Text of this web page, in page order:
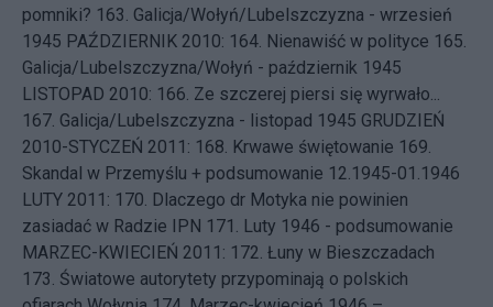
pomniki? 163. Galicja/Wołyń/Lubelszczyzna - wrzesień
1945 PAŹDZIERNIK 2010: 164. Nienawiść w polityce 165.
Galicja/Lubelszczyzna/Wołyń - październik 1945
LISTOPAD 2010: 166. Ze szczerej piersi się wyrwało...
167. Galicja/Lubelszczyzna - listopad 1945 GRUDZIEŃ
2010-STYCZEŃ 2011: 168. Krwawe świętowanie 169.
Skandal w Przemyślu + podsumowanie 12.1945-01.1946
LUTY 2011: 170. Dlaczego dr Motyka nie powinien
zasiadać w Radzie IPN 171.
Luty 1946 - podsumowanie
MARZEC-KWIECIEŃ 2011: 172. Łuny w Bieszczadach
173. Światowe autorytety przypominają o polskich